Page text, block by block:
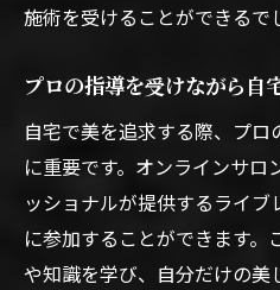
施術を受けることができるで
プロの指導を受けながら自
自宅で美を追求する際、プ
に重要です。オンラインサロ
ッショナルが提供するライ
に参加することができます。
や知識を学び、自分だけの美